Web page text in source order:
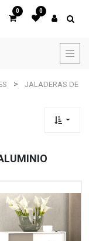
0 0
JALADERAS DE